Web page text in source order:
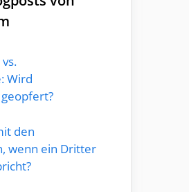
Wird
den
wenn ein Dritter